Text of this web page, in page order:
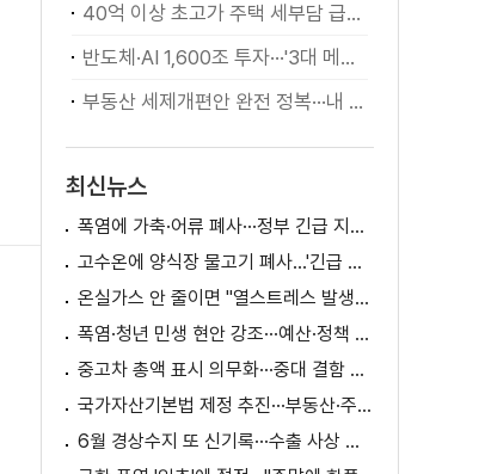
40억 이상 초고가 주택 세부담 급증···실수요자 보호 강화
반도체·AI 1,600조 투자···'3대 메가프로젝트' 속도
부동산 세제개편안 완전 정복···내 세금 어떻게 달라지나? [K-정책 사용법]
최신뉴스
폭염에 가축·어류 폐사···정부 긴급 지원책 마련
고수온에 양식장 물고기 폐사...'긴급 방류' 지원
온실가스 안 줄이면 "열스트레스 발생일 29배 증가"
폭염·청년 민생 현안 강조···예산·정책 방향 제시
중고차 총액 표시 의무화···중대 결함 시 '계약 해제'
국가자산기본법 제정 추진···부동산·주식 등 통합 관리
6월 경상수지 또 신기록···수출 사상 첫 1천억 달러